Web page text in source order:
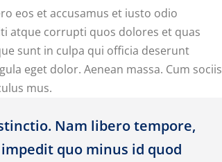
eos et accusamus et iusto odio
atque corrupti quos dolores et quas
sunt in culpa qui officia deserunt
eget dolor. Aenean massa. Cum sociis
mus.
Nam libero tempore,
quo minus id quod